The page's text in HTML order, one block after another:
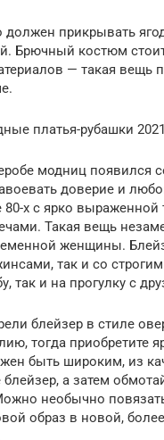
должен прикрывать
Брючный костюм
— такая вещь
платья-рубашки
модниц появился
доверие и
80-х с ярко выраженной
Такая вещь
женщины.
так и со
так и на прогулку с
блейзер в стиле
тогда приобретите
быть широким, из
а затем
необычно
образ в новой,